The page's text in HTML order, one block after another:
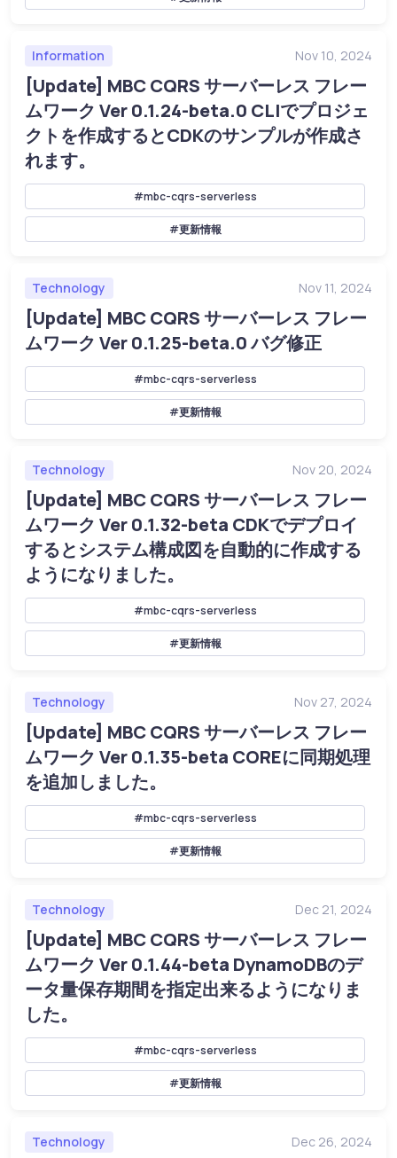
Information Nov 10, 2024
[Update] MBC CQRS サーバーレス フレー
ムワーク Ver 0.1.24-beta.0 CLIでプロジェ
クトを作成するとCDKのサンプルが作成さ
れます。
#mbc-cqrs-serverless
#更新情報
Technology Nov 11, 2024
[Update] MBC CQRS サーバーレス フレー
ムワーク Ver 0.1.25-beta.0 バグ修正
#mbc-cqrs-serverless
#更新情報
Technology Nov 20, 2024
[Update] MBC CQRS サーバーレス フレー
ムワーク Ver 0.1.32-beta CDKでデプロイ
するとシステム構成図を自動的に作成する
ようになりました。
#mbc-cqrs-serverless
#更新情報
Technology Nov 27, 2024
[Update] MBC CQRS サーバーレス フレー
ムワーク Ver 0.1.35-beta COREに同期処理
を追加しました。
#mbc-cqrs-serverless
#更新情報
Technology Dec 21, 2024
[Update] MBC CQRS サーバーレス フレー
ムワーク Ver 0.1.44-beta DynamoDBのデ
ータ量保存期間を指定出来るようになりま
した。
#mbc-cqrs-serverless
#更新情報
Technology Dec 26, 2024